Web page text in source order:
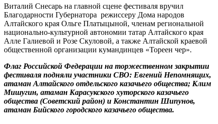
Виталий Снесарь на главной сцене фестиваля вручил
Благодарности Губернатора режиссеру Дома народов
Алтайского края Ольге Платыцыной, членам региональной
национально-культурной автономии татар Алтайского края
Алле Галиевой и Розе Скуловой, а также Алтайской краевой
общественной организации кумандинцев «Тореен чер».
Флаг Российской Федерации на торжественном закрытии
фестиваля подняли участники СВО: Евгений Непомнящих,
атаман Алтайского отдельского казачьего общества; Клим
Мишугин, атаман Карасукского хуторского казачьего
общества (Советский район) и Константин Шипунов,
атаман Бийского городского казачьего общества.